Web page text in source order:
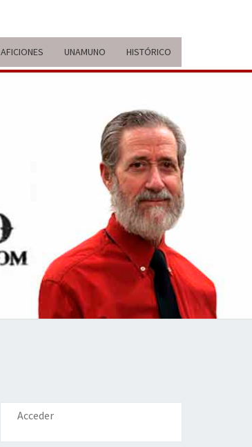
AFICIONES UNAMUNO HISTÓRICO
Y
Acceder